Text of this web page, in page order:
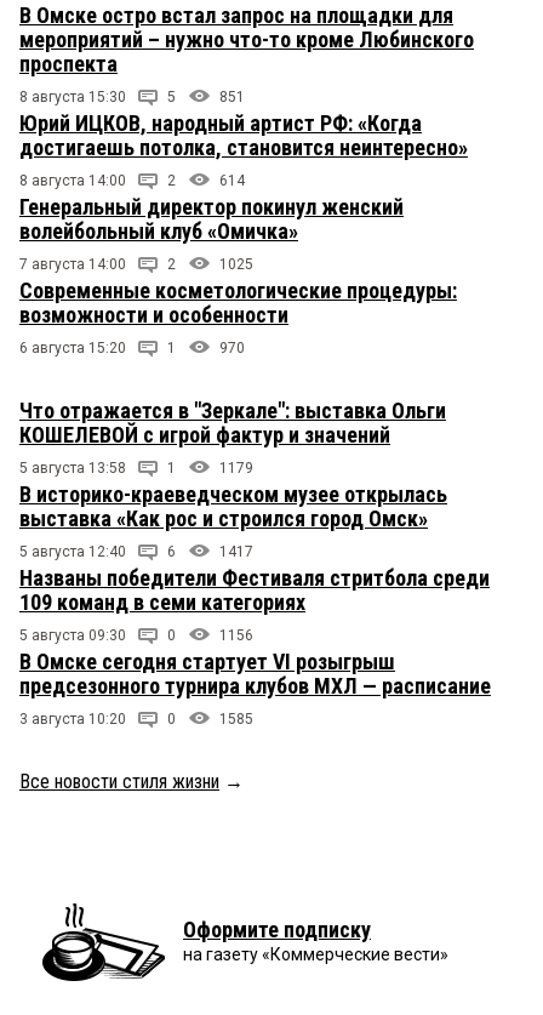
В Омске остро встал запрос на площадки для
мероприятий – нужно что-то кроме Любинского
проспекта
8 августа 15:30 5 851
Юрий ИЦКОВ, народный артист РФ: «Когда
достигаешь потолка, становится неинтересно»
8 августа 14:00 2 614
Генеральный директор покинул женский
волейбольный клуб «Омичка»
7 августа 14:00 2 1025
Современные косметологические процедуры:
возможности и особенности
6 августа 15:20 1 970
Что отражается в "Зеркале": выставка Ольги
КОШЕЛЕВОЙ с игрой фактур и значений
5 августа 13:58 1 1179
В историко-краеведческом музее открылась
выставка «Как рос и строился город Омск»
5 августа 12:40 6 1417
Названы победители Фестиваля стритбола среди
109 команд в семи категориях
5 августа 09:30 0 1156
В Омске сегодня стартует VI розыгрыш
предсезонного турнира клубов МХЛ — расписание
3 августа 10:20 0 1585
Все новости стиля жизни →
Оформите подписку
на газету «Коммерческие вести»